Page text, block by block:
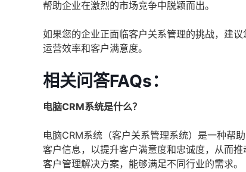
帮助企业在激烈的市场竞争中脱颖而出。
如果您的企业正面临客户关系管理的挑战，建
运营效率和客户满意度。
相关问答FAQs：
电脑CRM系统是什么？
电脑CRM系统（客户关系管理系统）是一种帮
客户信息，以提升客户满意度和忠诚度，从而
客户管理解决方案，能够满足不同行业的需求。